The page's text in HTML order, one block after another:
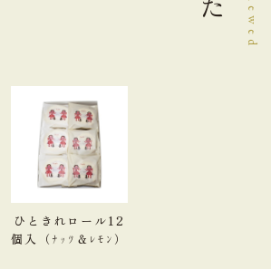
ひときれロール12
個入（ﾅｯﾂ＆ﾚﾓﾝ）